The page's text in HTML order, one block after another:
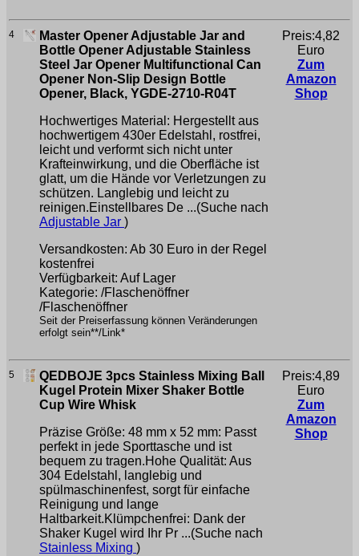
4
Master Opener Adjustable Jar and
Bottle Opener Adjustable Stainless
Steel Jar Opener Multifunctional Can
Opener Non-Slip Design Bottle
Opener, Black, YGDE-2710-R04T
Hochwertiges Material: Hergestellt aus
hochwertigem 430er Edelstahl, rostfrei,
leicht und verformt sich nicht unter
Krafteinwirkung, und die Oberfläche ist
glatt, um die Hände vor Verletzungen zu
schützen. Langlebig und leicht zu
reinigen.Einstellbares De ...(Suche nach
Adjustable Jar )
Versandkosten: Ab 30 Euro in der Regel
kostenfrei
Verfügbarkeit: Auf Lager
Kategorie: /Flaschenöffner
/Flaschenöffner
Seit der Preiserfassung können Veränderungen
erfolgt sein**/Link*
Preis:4,82
Euro
Zum
Amazon
Shop
5
QEDBOJE 3pcs Stainless Mixing Ball
Kugel Protein Mixer Shaker Bottle
Cup Wire Whisk
Präzise Größe: 48 mm x 52 mm: Passt
perfekt in jede Sporttasche und ist
bequem zu tragen.Hohe Qualität: Aus
304 Edelstahl, langlebig und
spülmaschinenfest, sorgt für einfache
Reinigung und lange
Haltbarkeit.Klümpchenfrei: Dank der
Shaker Kugel wird Ihr Pr ...(Suche nach
Stainless Mixing )
Preis:4,89
Euro
Zum
Amazon
Shop